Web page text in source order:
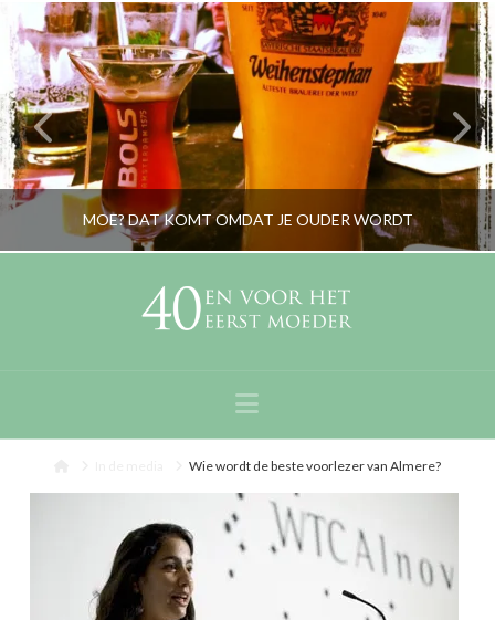
MOE? DAT KOMT OMDAT JE OUDER WORDT
RORYBLOKZIJL
Navigation
Wie wordt de beste voorlezer van Almere?